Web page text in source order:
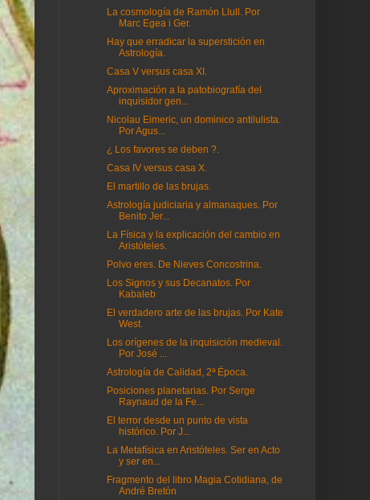
La cosmología de Ramón Llull. Por
Marc Egea i Ger.
Hay que erradicar la superstición en
Astrología.
Casa V versus casa XI.
Aproximación a la patobiografía del
inquisidor gen...
Nicolau Eimeric, un dominico antilulista.
Por Agus...
¿ Los favores se deben ?.
Casa IV versus casa X.
El martillo de las brujas.
Astrología judiciaria y almanaques. Por
Benito Jer...
La Física y la explicación del cambio en
Aristóteles.
Polvo eres. De Nieves Concostrina.
Los Signos y sus Decanatos. Por
Kabaleb
El verdadero arte de las brujas. Por Kate
West.
Los orígenes de la inquisición medieval.
Por José ...
Astrología de Calidad, 2ª Época.
Posiciones planetarias. Por Serge
Raynaud de la Fe...
El terror desde un punto de vista
histórico. Por J...
La Metafísica en Aristóteles. Ser en Acto
y ser en...
Fragmento del libro Magia Cotidiana, de
André Bretón